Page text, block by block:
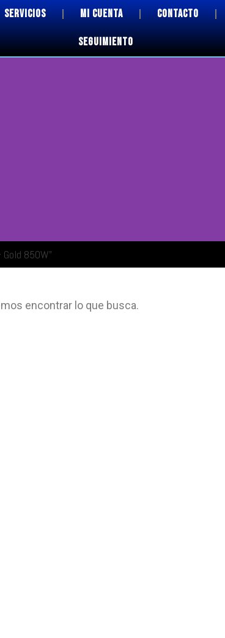
SERVICIOS MI CUENTA CONTACTO
SEGUIMIENTO
850W”
encontrar lo que busca.